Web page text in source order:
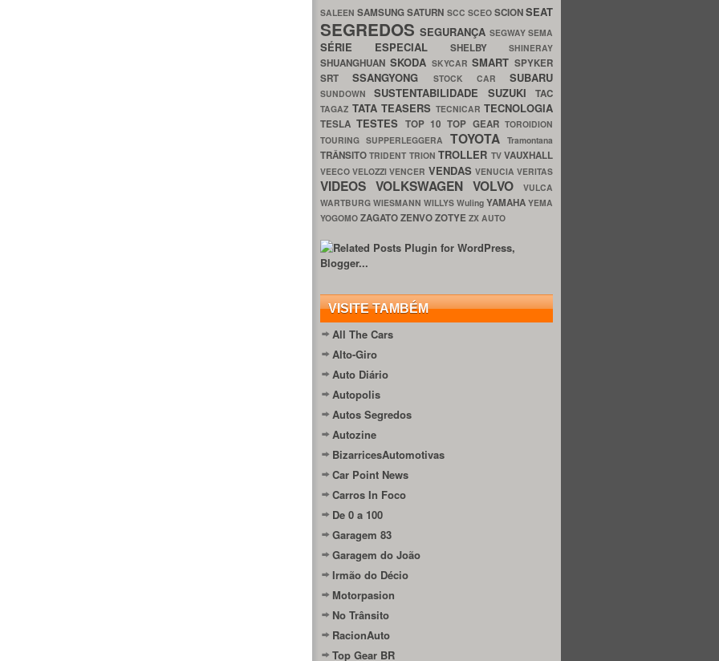
SALEENSAMSUNGSATURN SCC SCEO SCIONSEAT
SEGREDOSSEGURANÇA SEGWAYSEMA
SÉRIE ESPECIAL SHELBY SHINERAY
SHUANGHUAN SKODA SKYCARSMART SPYKER
SRTSSANGYONG STOCK CAR SUBARU
SUNDOWNSUSTENTABILIDADE SUZUKITAC
TAGAZ TATA TEASERS TECNICAR TECNOLOGIA
TESLATESTES TOP 10TOP GEARTOROIDION
TOURING SUPPERLEGGERA TOYOTATramontana
TRÂNSITOTRIDENT TRIONTROLLER TVVAUXHALL
VEECOVELOZZIVENCER VENDAS VENUCIAVERITAS
VIDEOS VOLKSWAGEN VOLVO
VULCA
WARTBURG WIESMANN WILLYS Wuling YAMAHA YEMA
YOGOMO ZAGATOZENVOZOTYE ZX AUTO
VISITE TAMBÉM
All The Cars
Alto-Giro
Auto Diário
Autopolis
Autos Segredos
Autozine
BizarricesAutomotivas
Car Point News
Carros In Foco
De 0 a 100
Garagem 83
Garagem do João
Irmão do Décio
Motorpasion
No Trânsito
RacionAuto
Top Gear BR